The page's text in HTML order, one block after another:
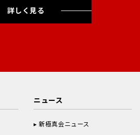
詳しく見る
ニュース
新極真会ニュース